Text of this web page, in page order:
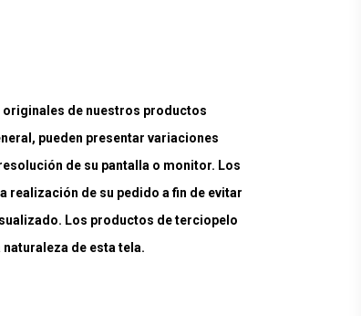
originales de nuestros productos
pueden presentar variaciones
de su pantalla o monitor. Los
realización de su pedido a fin de evitar
Los productos de terciopelo
de esta tela.